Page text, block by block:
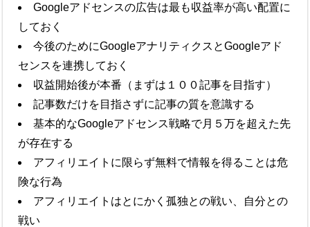
Googleアドセンスの広告は最も収益率が高い配置に
しておく
今後のためにGoogleアナリティクスとGoogleアド
センスを連携しておく
収益開始後が本番（まずは１００記事を目指す）
記事数だけを目指さずに記事の質を意識する
基本的なGoogleアドセンス戦略で月５万を超えた先
が存在する
アフィリエイトに限らず無料で情報を得ることは危
険な行為
アフィリエイトはとにかく孤独との戦い、自分との
戦い